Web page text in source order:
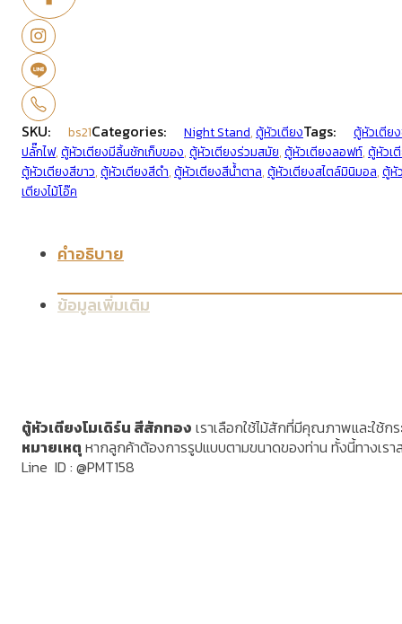
SKU: bs21Categories: Night Stand,ตู้หัวเตียงTags:
ตู้หัวเตีย
ปลั๊กไฟ,ตู้หัวเตียงมีลิ้นชักเก็บของ,ตู้หัวเตียงร่วมสมัย,ตู้หัวเตียงลอฟท์,ตู้หัวเ
ตู้หัวเตียงสีขาว,ตู้หัวเตียงสีดำ,ตู้หัวเตียงสีน้ำตาล,ตู้หัวเตียงสไตล์มินิมอล,ตู้หั
เตียงไม้โอ๊ค
คำอธิบาย
ข้อมูลเพิ่มเติม
ตู้หัวเตียงโมเดิร์น สีสักทอง เราเลือกใช้ไม้สักที่มีคุณภาพและใช้ก
หมายเหตุหากลูกค้าต้องการรูปแบบตามขนาดของท่าน ทั้งนี้ทางเร
Line ID : @PMT158